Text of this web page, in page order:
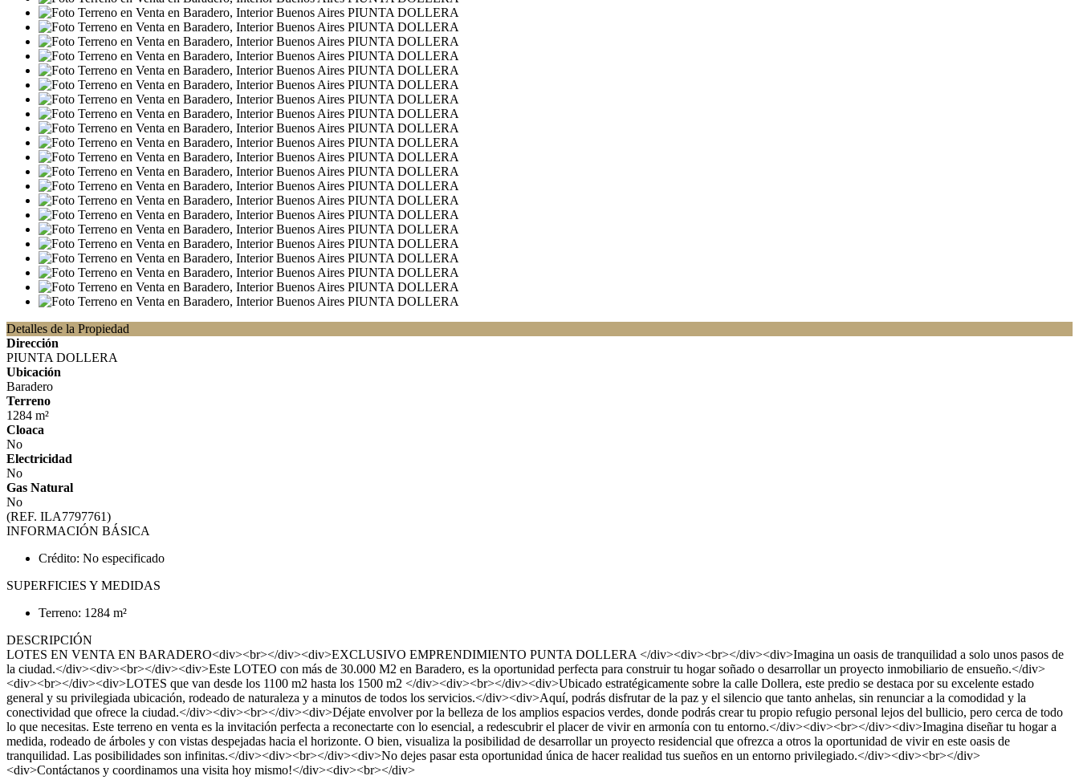
Detalles de la Propiedad
Dirección
PIUNTA DOLLERA
Ubicación
Baradero
Terreno
1284 m²
Cloaca
No
Electricidad
No
Gas Natural
No
(REF. ILA7797761)
INFORMACIÓN BÁSICA
Crédito: No especificado
SUPERFICIES Y MEDIDAS
Terreno: 1284 m²
DESCRIPCIÓN
LOTES EN VENTA EN BARADERO<div><br></div><div>EXCLUSIVO EMPRENDIMIENTO PUNTA DOLLERA </div><div><br></div><div>Imagina un oasis de tranquilidad a solo unos pasos de
la ciudad.</div><div><br></div><div>Este LOTEO con más de 30.000 M2 en Baradero, es la oportunidad perfecta para construir tu hogar soñado o desarrollar un proyecto inmobiliario de ensueño.</div>
<div><br></div><div>LOTES que van desde los 1100 m2 hasta los 1500 m2 </div><div><br></div><div>Ubicado estratégicamente sobre la calle Dollera, este predio se destaca por su excelente estado
general y su privilegiada ubicación, rodeado de naturaleza y a minutos de todos los servicios.</div><div>Aquí, podrás disfrutar de la paz y el silencio que tanto anhelas, sin renunciar a la comodidad y la
conectividad que ofrece la ciudad.</div><div><br></div><div>Déjate envolver por la belleza de los amplios espacios verdes, donde podrás crear tu propio refugio personal lejos del bullicio, pero cerca de todo
lo que necesitas. Este terreno en venta es la invitación perfecta a reconectarte con lo esencial, a redescubrir el placer de vivir en armonía con tu entorno.</div><div><br></div><div>Imagina diseñar tu hogar a
medida, rodeado de árboles y con vistas despejadas hacia el horizonte. O bien, visualiza la posibilidad de desarrollar un proyecto residencial que ofrezca a otros la oportunidad de vivir en este oasis de
tranquilidad. Las posibilidades son infinitas.</div><div><br></div><div>No dejes pasar esta oportunidad única de hacer realidad tus sueños en un entorno privilegiado.</div><div><br></div>
<div>Contáctanos y coordinamos una visita hoy mismo!</div><div><br></div>